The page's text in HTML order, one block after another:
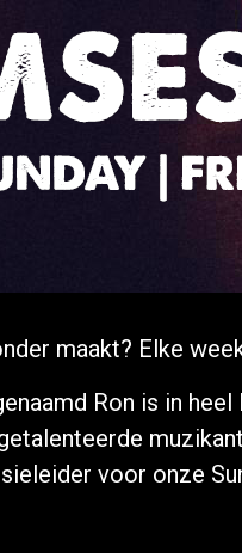
maakt? Elke
Ron is in
voor onze